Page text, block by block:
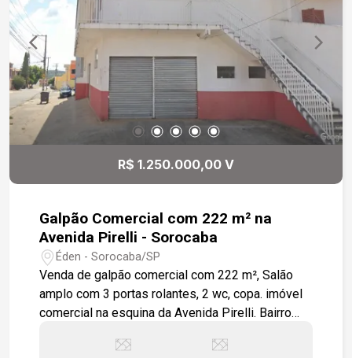
R$ 1.250.000,00 V
Galpão Comercial com 222 m² na
Avenida Pirelli - Sorocaba
Éden - Sorocaba/SP
Venda de galpão comercial com 222 m², Salão
amplo com 3 portas rolantes, 2 wc, copa. imóvel
comercial na esquina da Avenida Pirelli. Bairro